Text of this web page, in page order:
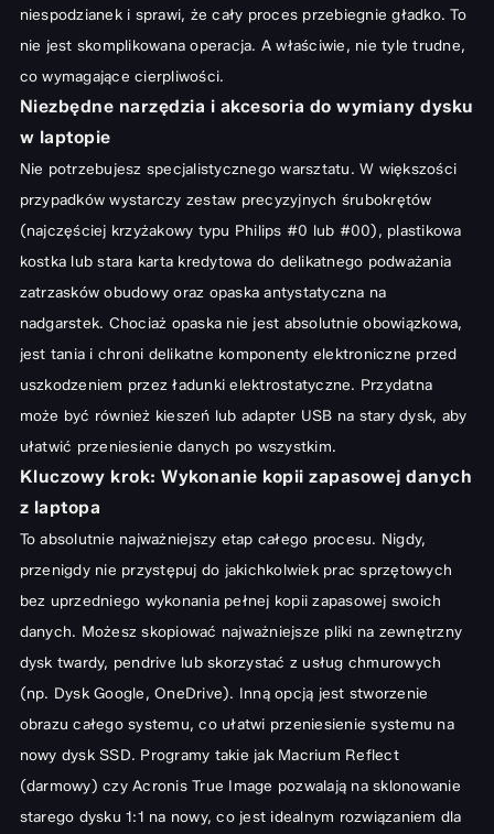
niespodzianek i sprawi, że cały proces przebiegnie gładko. To
nie jest skomplikowana operacja. A właściwie, nie tyle trudne,
co wymagające cierpliwości.
Niezbędne narzędzia i akcesoria do wymiany dysku
w laptopie
Nie potrzebujesz specjalistycznego warsztatu. W większości
przypadków wystarczy zestaw precyzyjnych śrubokrętów
(najczęściej krzyżakowy typu Philips #0 lub #00), plastikowa
kostka lub stara karta kredytowa do delikatnego podważania
zatrzasków obudowy oraz opaska antystatyczna na
nadgarstek. Chociaż opaska nie jest absolutnie obowiązkowa,
jest tania i chroni delikatne komponenty elektroniczne przed
uszkodzeniem przez ładunki elektrostatyczne. Przydatna
może być również kieszeń lub adapter USB na stary dysk, aby
ułatwić przeniesienie danych po wszystkim.
Kluczowy krok: Wykonanie kopii zapasowej danych
z laptopa
To absolutnie najważniejszy etap całego procesu. Nigdy,
przenigdy nie przystępuj do jakichkolwiek prac sprzętowych
bez uprzedniego wykonania pełnej kopii zapasowej swoich
danych. Możesz skopiować najważniejsze pliki na zewnętrzny
dysk twardy, pendrive lub skorzystać z usług chmurowych
(np. Dysk Google, OneDrive). Inną opcją jest stworzenie
obrazu całego systemu, co ułatwi przeniesienie systemu na
nowy dysk SSD. Programy takie jak Macrium Reflect
(darmowy) czy Acronis True Image pozwalają na sklonowanie
starego dysku 1:1 na nowy, co jest idealnym rozwiązaniem dla